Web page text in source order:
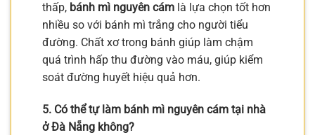
thấp, bánh mì nguyên cám là lựa chọn tốt hơn
nhiều so với bánh mì trắng cho người tiểu
đường. Chất xơ trong bánh giúp làm chậm
quá trình hấp thu đường vào máu, giúp kiểm
soát đường huyết hiệu quả hơn.
5. Có thể tự làm bánh mì nguyên cám tại nhà
ở Đà Nẵng không?